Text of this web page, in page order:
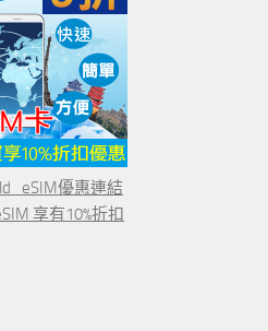
優惠連結
享有10%折扣